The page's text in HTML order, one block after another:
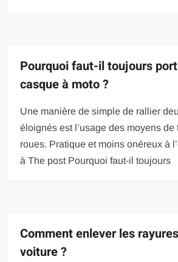
Pourquoi faut-il toujours
casque à moto ?
Une manière de simple de rallier
éloignés est l’usage des moyens de
roues. Pratique et moins onéreux à
à The post Pourquoi faut-il toujours
Comment enlever les
voiture ?